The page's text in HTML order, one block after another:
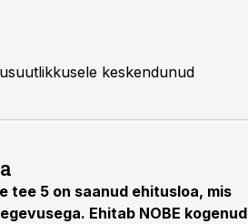
keskendunud
tee 5 on saanud ehitusloa, mis
. Ehitab NOBE kogenud